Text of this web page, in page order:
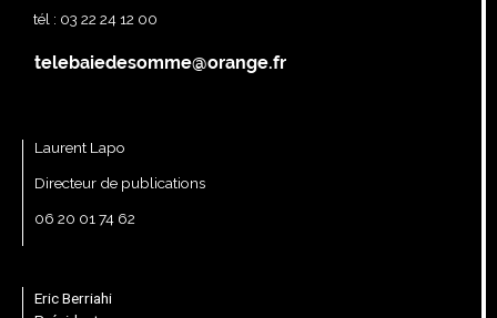
tél : 03 22 24 12 00
Laurent Lapo
Directeur de publications
06 20 01 74 62
Eric Berriahi